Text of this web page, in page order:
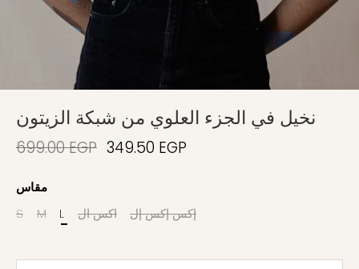
نخيل في الجزء العلوي من شبكة الزيتون
699.00 EGP 349.50 EGP
مقاس
S
M L اكس ال إكس إكس إل